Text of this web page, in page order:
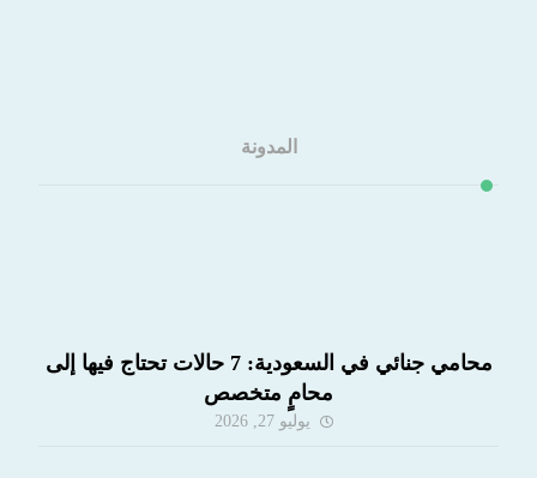
المدونة
محامي جنائي في السعودية: 7 حالات تحتاج فيها إلى
محامٍ متخصص
يوليو 27, 2026